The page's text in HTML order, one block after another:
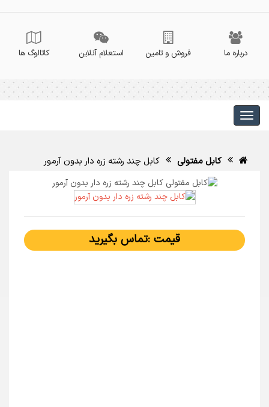
درباره ما فروش و تامین استعلام آنلاین کاتالوگ ها
کابل مفتولی کابل چند رشته زره دار بدون آرمور
قیمت :تماس بگیرید